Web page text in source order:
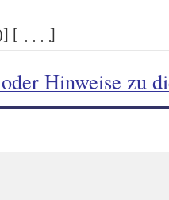
[ ̣ ̣ ̣ ̣]
Hinweise zu